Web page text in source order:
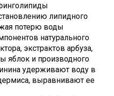
липидного
потерю воды
натурального
экстрактов арбуза,
яблок и производного
удерживают воду в
выравнивают ее